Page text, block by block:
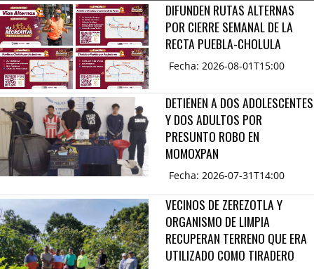
DIFUNDEN RUTAS ALTERNAS
POR CIERRE SEMANAL DE LA
RECTA PUEBLA-CHOLULA
Fecha: 2026-08-01T15:00
DETIENEN A DOS ADOLESCENTES
Y DOS ADULTOS POR
PRESUNTO ROBO EN
MOMOXPAN
Fecha: 2026-07-31T14:00
VECINOS DE ZEREZOTLA Y
ORGANISMO DE LIMPIA
RECUPERAN TERRENO QUE ERA
UTILIZADO COMO TIRADERO